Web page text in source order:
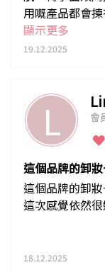
用嘅產品都會
單單落妝乾淨，
係我冇皮膚敏感
顯示更多
19.12.2025
L 會
這個品牌的卸
這個品牌的卸
這次感覺依然很
18.12.2025